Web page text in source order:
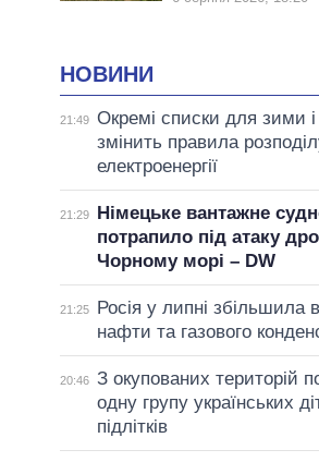
НОВИНИ
21:49 Окремі списки для зими і
змінить правила
електроенергії
21:29
Німецьке вантажне
потрапило під атаку
Чорному морі – DW
21:25
Росія у липні збільшила
нафти та газового
20:46 З окупованих територій
одну групу українських
підлітків